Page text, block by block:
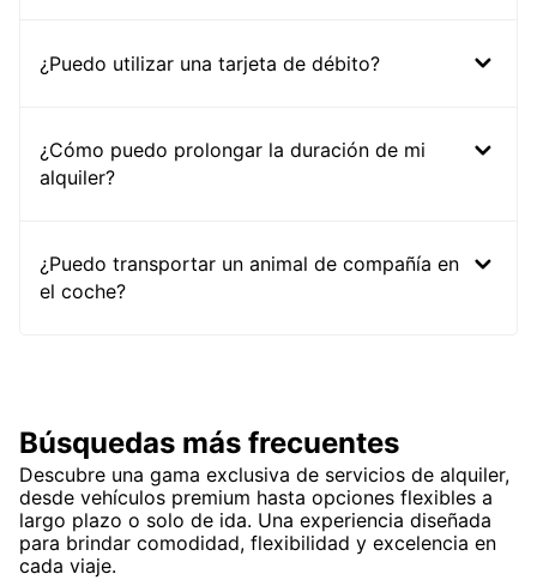
¿Puedo utilizar una tarjeta de débito?
¿Cómo puedo prolongar la duración de mi
alquiler?
¿Puedo transportar un animal de compañía en
el coche?
Búsquedas más frecuentes
Descubre una gama exclusiva de servicios de alquiler,
desde vehículos premium hasta opciones flexibles a
largo plazo o solo de ida. Una experiencia diseñada
para brindar comodidad, flexibilidad y excelencia en
cada viaje.